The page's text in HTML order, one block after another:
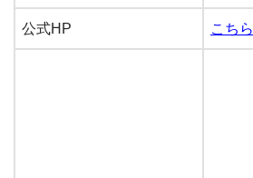
公式HP こちら